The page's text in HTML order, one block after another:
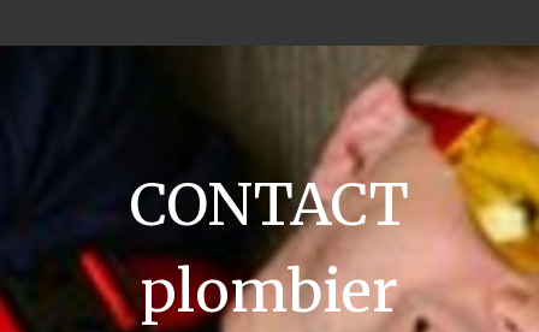
CONTACT
plombier